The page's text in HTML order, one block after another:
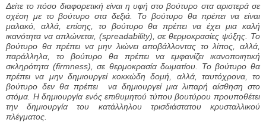
Δείτε το πόσο διαφορετική είναι η υφή στο βούτυρο στα αριστερά σε
σχέση με το βούτυρο στα δεξιά. Το βούτυρο θα πρέπει να είναι
μαλακό, αλλά, επίσης, το βούτυρο θα πρέπει να έχει μια καλή
ικανότητα να απλώνεται, (spreadability), σε θερμοκρασίες ψύξης. Το
βούτυρο θα πρέπει να μην λιώνει αποβάλλοντας το λίπος, αλλά,
παράλληλα, το βούτυρο θα πρέπει να εμφανίζει ικανοποιητική
σκληρότητα (firmness), σε θερμοκρασία δωματίου. Το βούτυρο θα
πρέπει να μην δημιουργεί κοκκώδη δομή, αλλά, ταυτόχρονα, το
βούτυρο δεν θα πρέπει να δημιουργεί μια λιπαρή αίσθηση στο
στόμα. Η δημιουργία ενός επιθυμητού τύπου βουτύρου προυποθέτει
την δημιουργία του κατάλληλου τρισδιάστατου κρυσταλλικού
πλέγματος.